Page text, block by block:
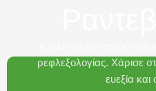
ρεφλεξολογίας. Χάρισε
ευεξία